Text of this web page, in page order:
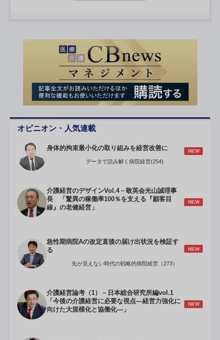
オピニオン・人気連載
身体的拘束最小化の取り組みを経営改善に NEW
データで読み解く病院経営(254)
介護経営のデザインVol.4－敬英会光山誠理事
長 「驚異の稼働率100％を支える『顧客目
線』の老健経営」
NEW
急性期病院Aの改定直後の届け出状況を検証す
る
NEW
先が見えない時代の戦略的病院経営（273）
介護経営論考（1）－日本総合研究所編vol.1
「今後の介護経営に必要な視点―経営力強化に
向けた大規模化と協働化―」
NEW